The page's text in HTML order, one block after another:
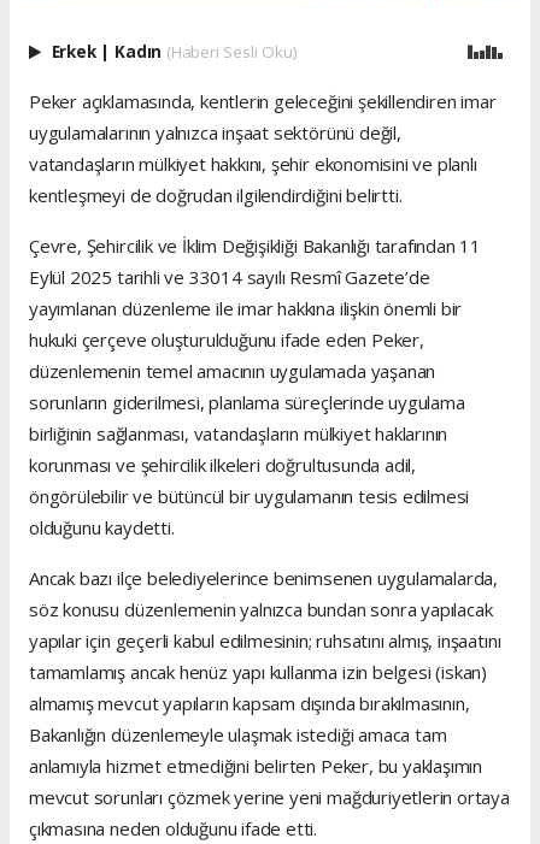
Erkek | Kadın (Haberi Sesli Oku)
Peker açıklamasında, kentlerin geleceğini şekillendiren imar
uygulamalarının yalnızca inşaat sektörünü değil,
vatandaşların mülkiyet hakkını, şehir ekonomisini ve planlı
kentleşmeyi de doğrudan ilgilendirdiğini belirtti.
Çevre, Şehircilik ve İklim Değişikliği Bakanlığı tarafından 11
Eylül 2025 tarihli ve 33014 sayılı Resmî Gazete’de
yayımlanan düzenleme ile imar hakkına ilişkin önemli bir
hukuki çerçeve oluşturulduğunu ifade eden Peker,
düzenlemenin temel amacının uygulamada yaşanan
sorunların giderilmesi, planlama süreçlerinde uygulama
birliğinin sağlanması, vatandaşların mülkiyet haklarının
korunması ve şehircilik ilkeleri doğrultusunda adil,
öngörülebilir ve bütüncül bir uygulamanın tesis edilmesi
olduğunu kaydetti.
Ancak bazı ilçe belediyelerince benimsenen uygulamalarda,
söz konusu düzenlemenin yalnızca bundan sonra yapılacak
yapılar için geçerli kabul edilmesinin; ruhsatını almış, inşaatını
tamamlamış ancak henüz yapı kullanma izin belgesi (iskan)
almamış mevcut yapıların kapsam dışında bırakılmasının,
Bakanlığın düzenlemeyle ulaşmak istediği amaca tam
anlamıyla hizmet etmediğini belirten Peker, bu yaklaşımın
mevcut sorunları çözmek yerine yeni mağduriyetlerin ortaya
çıkmasına neden olduğunu ifade etti.